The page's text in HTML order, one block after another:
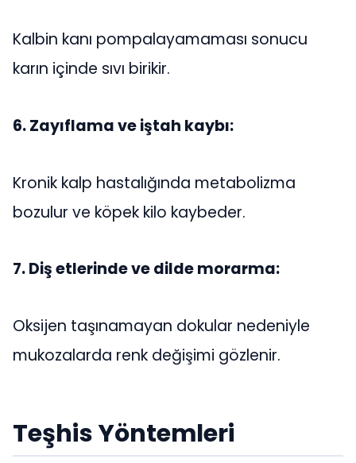
Kalbin kanı pompalayamaması sonucu
karın içinde sıvı birikir.
6. Zayıflama ve iştah kaybı:
Kronik kalp hastalığında metabolizma
bozulur ve köpek kilo kaybeder.
7. Diş etlerinde ve dilde morarma:
Oksijen taşınamayan dokular nedeniyle
mukozalarda renk değişimi gözlenir.
Teşhis Yöntemleri